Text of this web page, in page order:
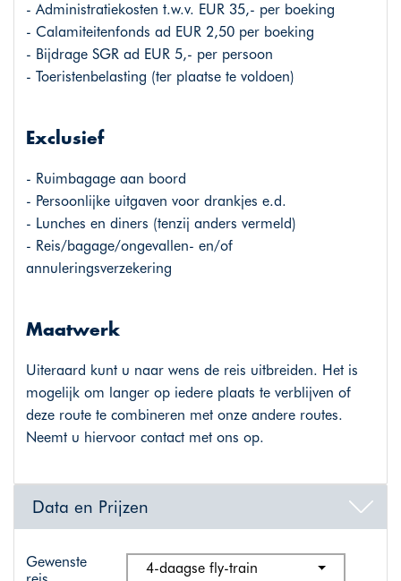
- Administratiekosten t.w.v. EUR 35,- per boeking
- Calamiteitenfonds ad EUR 2,50 per boeking
- Bijdrage SGR ad EUR 5,- per persoon
- Toeristenbelasting (ter plaatse te voldoen)
Exclusief
- Ruimbagage aan boord
- Persoonlijke uitgaven voor drankjes e.d.
- Lunches en diners (tenzij anders vermeld)
- Reis/bagage/ongevallen- en/of
annuleringsverzekering
Maatwerk
Uiteraard kunt u naar wens de reis uitbreiden. Het is
mogelijk om langer op iedere plaats te verblijven of
deze route te combineren met onze andere routes.
Neemt u hiervoor contact met ons op.
Data en Prijzen
Gewenste
4-daagse fly-train